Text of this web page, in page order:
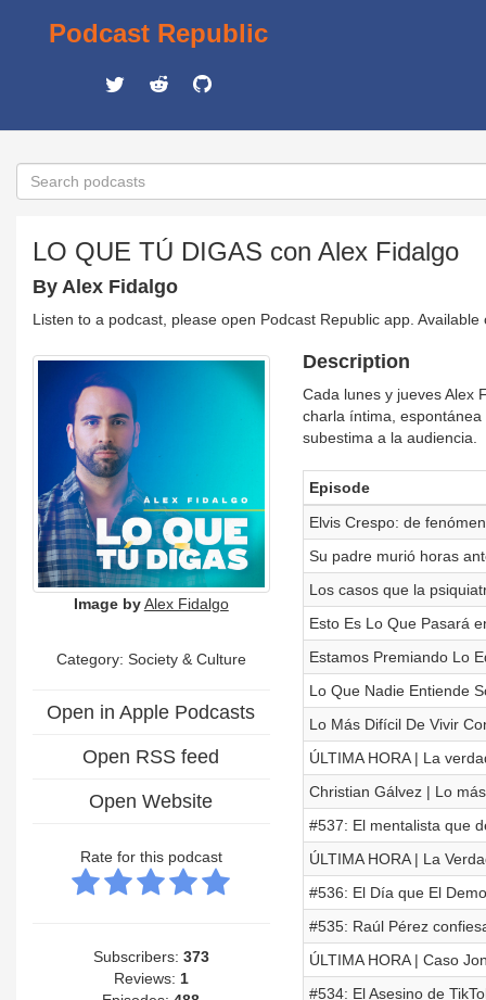
Podcast Republic
LO QUE TÚ DIGAS con Alex Fidalgo
By Alex Fidalgo
Listen to a podcast, please open Podcast Republic app.
Image by Alex Fidalgo
Category: Society & Culture
Open in Apple Podcasts
Open RSS feed
Open Website
Rate for this podcast
Subscribers: 373
Reviews: 1
Description
Cada lunes y jueves Alex
charla íntima,
subestima a la audiencia.
Episode
Elvis Crespo: de
Su padre murió horas
Los casos que la
Esto Es Lo Que Pasará
Estamos Premiando Lo
Lo Que Nadie Entiende
Lo Más Difícil De Vivir
ÚLTIMA HORA | La
Christian Gálvez | Lo
#537: El mentalista que
ÚLTIMA HORA | La
#536: El Día que El
#535: Raúl Pérez
ÚLTIMA HORA | Caso
#534: El Asesino de